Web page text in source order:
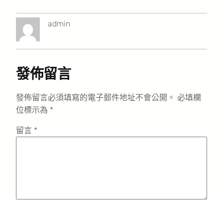
admin
發佈留言
發佈留言必須填寫的電子郵件地址不會公開。 必填欄
位標示為 *
留言 *